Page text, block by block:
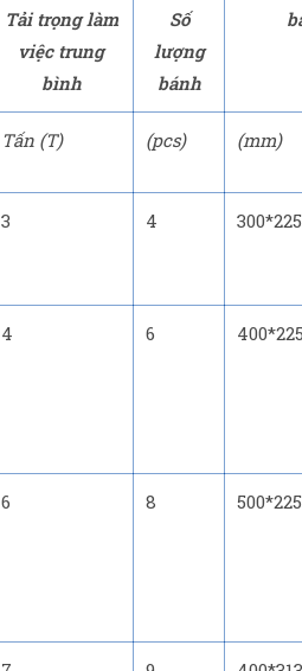
Tải trọng làm
việc trung
bình
Số
lượng
bánh
Tấn (T) (pcs) (mm)
3 4
4 6
6 8